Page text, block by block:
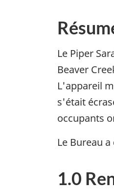
Le Piper
Beaver
L'appareil
s'était
occupants
Le Bureau
1.0